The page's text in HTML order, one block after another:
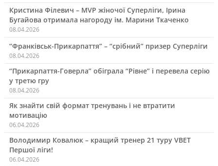
Кристина Філевич – MVP жіночої Суперліги, Ірина
Бугайова отримала нагороду ім. Марини Ткаченко
08.04.2026
“Франківськ-Прикарпаття” – “срібний” призер Суперліги
08.04.2026
“Прикарпаття-Говерла” обіграла “Рівне” і перевела серію
у третю гру
08.04.2026
Як знайти свій формат тренувань і не втратити
мотивацію
06.04.2026
Володимир Ковалюк – кращий тренер 21 туру VBET
Першої ліги!
06.04.2026